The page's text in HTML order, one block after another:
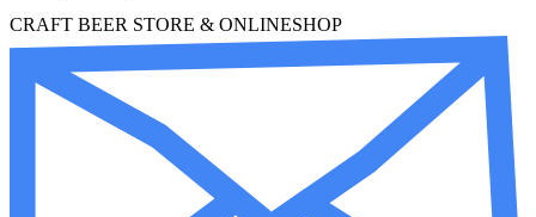
CRAFT BEER STORE & ONLINESHOP